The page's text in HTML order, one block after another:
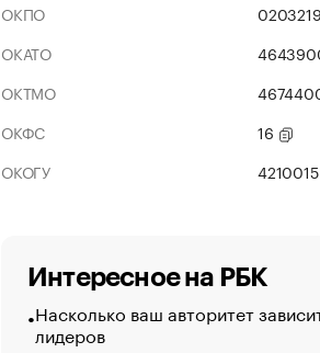
ОКПО
ОКАТО
ОКТМО
ОКФС
16
ОКОГУ
4210015
Интересное на РБК
Насколько ваш авторитет
лидеров